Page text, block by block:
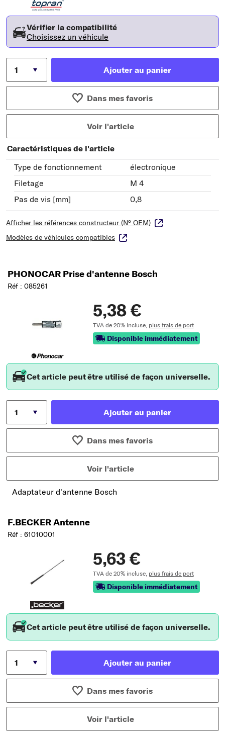
Vérifier la compatibilité
Choisissez un véhicule
Ajouter au panier
Dans mes favoris
Voir l'article
Caractéristiques de l'article
Type de fonctionnement
électronique
Filetage
M 4
Pas de vis [mm]
0,8
Afficher les références constructeur (N° OEM)
Modèles de véhicules compatibles
PHONOCAR Prise d'antenne Bosch
Réf : 085261
5,38 €
TVA de 20% incluse, plus frais de port
Disponible immédiatement
Cet article peut être utilisé de façon universelle.
Ajouter au panier
Dans mes favoris
Voir l'article
Adaptateur d'antenne Bosch
F.BECKER Antenne
Réf : 61010001
5,63 €
TVA de 20% incluse, plus frais de port
Disponible immédiatement
Cet article peut être utilisé de façon universelle.
Ajouter au panier
Dans mes favoris
Voir l'article